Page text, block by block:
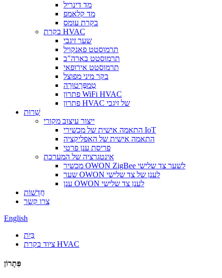
מד דינריל
מד קלאמפ
בקרת עומס
בקרת HVAC
שער זיגבי
תרמוסטט פאנקויל
תרמוסטט בארה"ב
תרמוסטט אירופאי
בקר מיני מפוצל
טֶמפֶּרָטוּרָה
פתרון WiFi HVAC
פתרון HVAC של זיגבי
שֵׁרוּת
ייצור עיצוב מקורי
התאמה אישית של מכשירי IoT
התאמה אישית של האפליקציה
פריסת ענן פרטי
אינטגרציה של המערכת
מכשיר OWON ZigBee לשער צד שלישי
שער OWON לענן של צד שלישי
ענן OWON לענן צד שלישי
חֲדָשׁוֹת
צרו קשר
English
בַּיִת
ציוד בקרת HVAC
פִּתָרוֹן